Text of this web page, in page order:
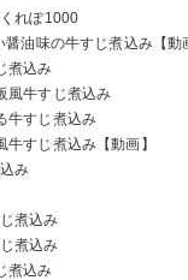
れぽ1000
油味の牛すじ煮込み【動
煮込み
風牛すじ煮込み
牛すじ煮込み
すじ煮込み【動画】
み
煮込み
煮込み
煮込み